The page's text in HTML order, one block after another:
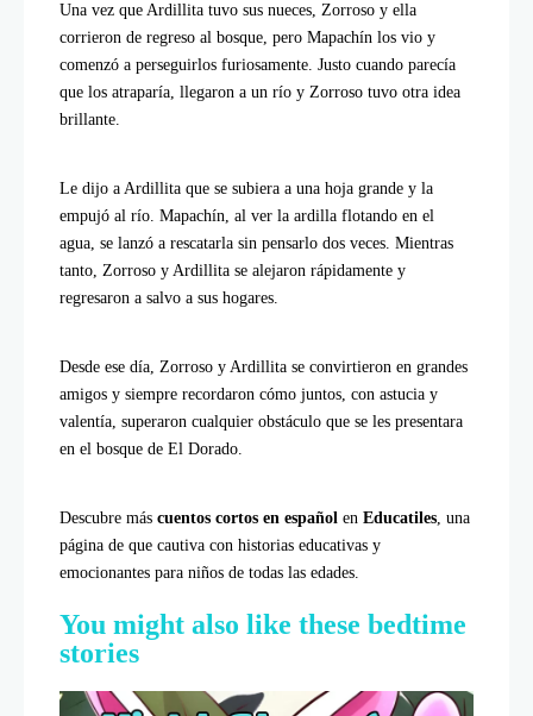
Una vez que Ardillita tuvo sus nueces, Zorroso y ella
corrieron de regreso al bosque, pero Mapachín los vio y
comenzó a perseguirlos furiosamente. Justo cuando parecía
que los atraparía, llegaron a un río y Zorroso tuvo otra idea
brillante.
Le dijo a Ardillita que se subiera a una hoja grande y la
empujó al río. Mapachín, al ver la ardilla flotando en el
agua, se lanzó a rescatarla sin pensarlo dos veces. Mientras
tanto, Zorroso y Ardillita se alejaron rápidamente y
regresaron a salvo a sus hogares.
Desde ese día, Zorroso y Ardillita se convirtieron en grandes
amigos y siempre recordaron cómo juntos, con astucia y
valentía, superaron cualquier obstáculo que se les presentara
en el bosque de El Dorado.
Descubre más cuentos cortos en español en Educatiles, una
página de que cautiva con historias educativas y
emocionantes para niños de todas las edades.
You might also like these bedtime
stories